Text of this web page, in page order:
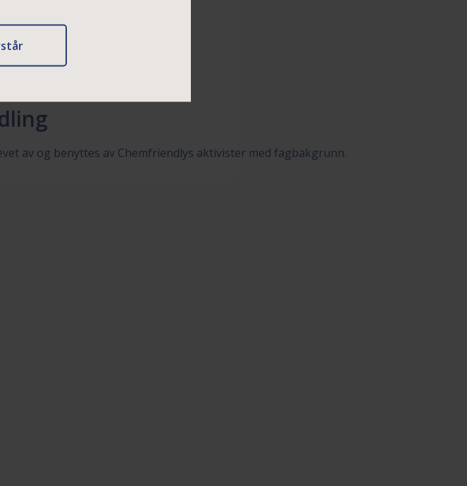
av og benyttes av Chemfriendlys aktivister med fagbakgrunn.